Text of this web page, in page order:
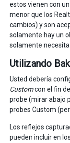
estos vienen con
menor que los
cambios) y son
solamente hay un
solamente
Utilizando
Usted debería
Customcon el fin
probe (mirar abajo
probes Custom
Los reflejos
pueden incluir en